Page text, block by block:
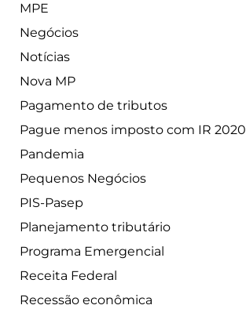
MPE
Negócios
Notícias
Nova MP
Pagamento de tributos
Pague menos imposto com IR 2020
Pandemia
Pequenos Negócios
PIS-Pasep
Planejamento tributário
Programa Emergencial
Receita Federal
Recessão econômica